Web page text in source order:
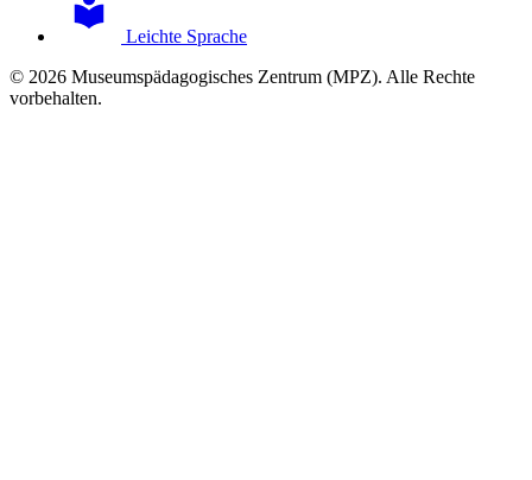
Leichte Sprache
© 2026 Museumspädagogisches Zentrum (MPZ). Alle Rechte
vorbehalten.